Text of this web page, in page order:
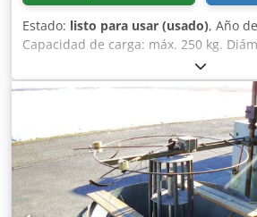
Estado: listo para usar (usado), Año
Capacidad de carga: máx. 250 kg.
650 mm. Crjdodx Rzmopfx Akbef
100 mm.